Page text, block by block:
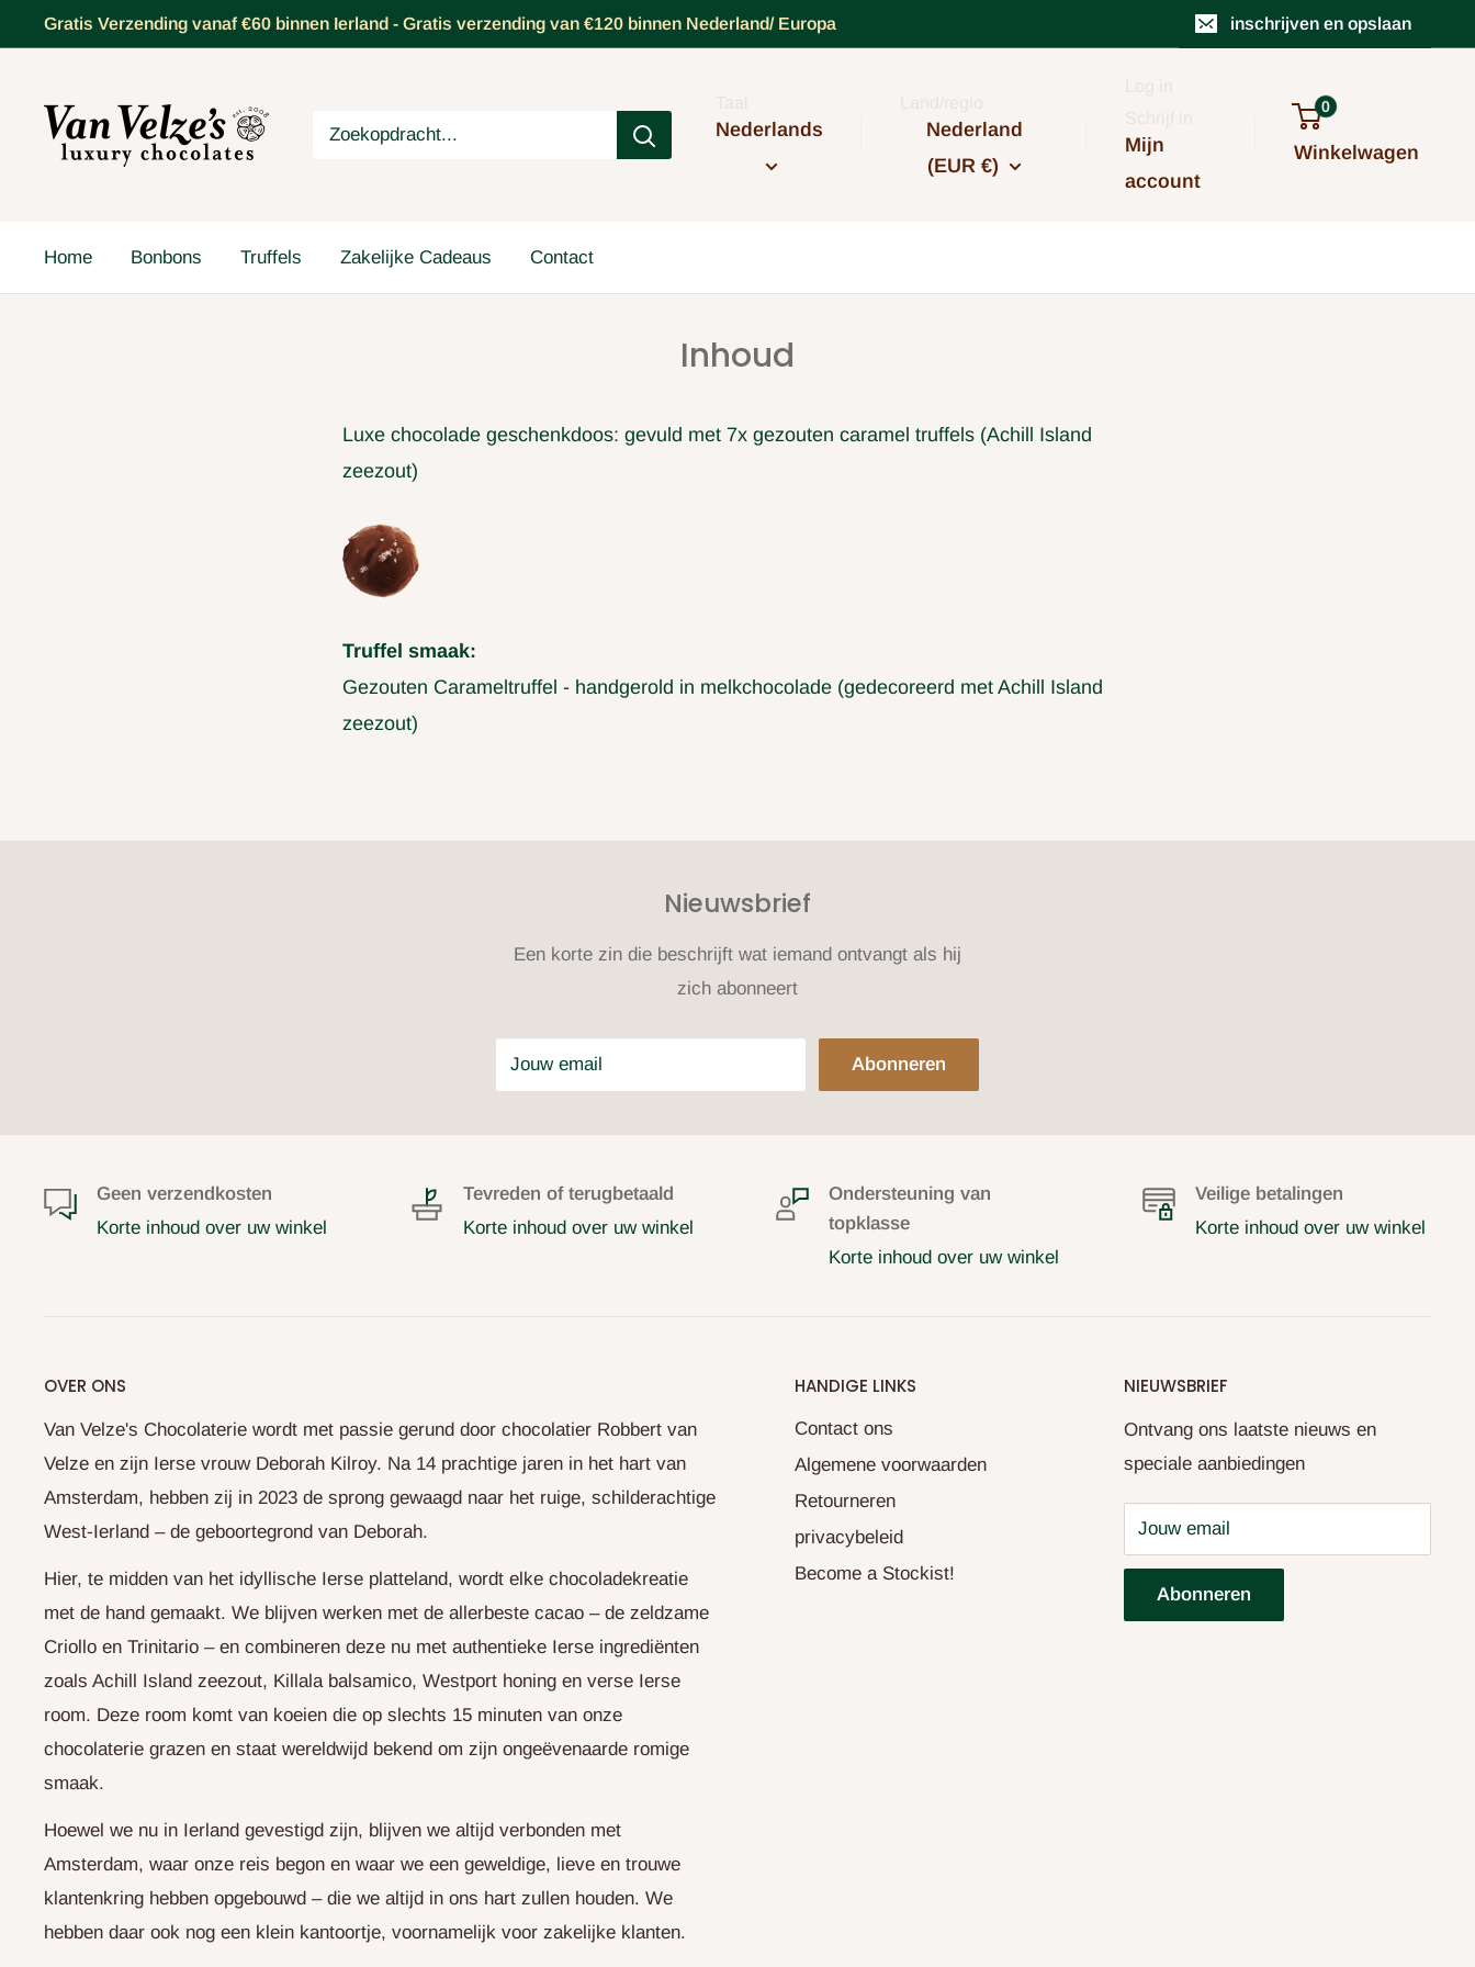
Doorgaan
naar
Gratis Verzending vanaf €60 binnen Ierland - Gratis verzending van €120 binnen Nederland/ Europa inschrijven en opslaan
VanVelze's
Chocolates
Nederlands
Nederland
(EUR €)
Mijn
account
0
Winkelwagen
Home Bonbons Truffels Zakelijke Cadeaus Contact
Inhoud
Luxe chocolade geschenkdoos: gevuld met 7x gezouten caramel truffels (Achill Island
zeezout)
Truffel smaak:
Gezouten Carameltruffel - handgerold in melkchocolade (gedecoreerd met Achill Island
zeezout)
Nieuwsbrief
Een korte zin die beschrijft wat iemand ontvangt als hij
zich abonneert
Jouw email Abonneren
Geen verzendkosten
Korte inhoud over uw winkel
Tevreden of terugbetaald
Korte inhoud over uw winkel
Ondersteuning van
topklasse
Korte inhoud over uw winkel
Veilige betalingen
Korte inhoud over uw winkel
OVER ONS
Van Velze's Chocolaterie wordt met passie gerund door chocolatier Robbert van
Velze en zijn Ierse vrouw Deborah Kilroy. Na 14 prachtige jaren in het hart van
Amsterdam, hebben zij in 2023 de sprong gewaagd naar het ruige, schilderachtige
West-Ierland – de geboortegrond van Deborah.
Hier, te midden van het idyllische Ierse platteland, wordt elke chocoladekreatie
met de hand gemaakt. We blijven werken met de allerbeste cacao – de zeldzame
Criollo en Trinitario – en combineren deze nu met authentieke Ierse ingrediënten
zoals Achill Island zeezout, Killala balsamico, Westport honing en verse Ierse
room. Deze room komt van koeien die op slechts 15 minuten van onze
chocolaterie grazen en staat wereldwijd bekend om zijn ongeëvenaarde romige
smaak.
Hoewel we nu in Ierland gevestigd zijn, blijven we altijd verbonden met
Amsterdam, waar onze reis begon en waar we een geweldige, lieve en trouwe
klantenkring hebben opgebouwd – die we altijd in ons hart zullen houden. We
hebben daar ook nog een klein kantoortje, voornamelijk voor zakelijke klanten.
HANDIGE LINKS
Contact ons
Algemene voorwaarden
Retourneren
privacybeleid
Become a Stockist!
NIEUWSBRIEF
Ontvang ons laatste nieuws en
speciale aanbiedingen
Jouw email
Abonneren